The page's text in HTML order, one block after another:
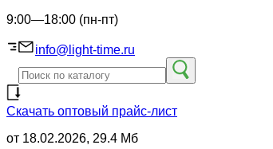
9:00—18:00 (пн-пт)
info@light-time.ru
Скачать оптовый прайс-лист
от 18.02.2026, 29.4 Мб